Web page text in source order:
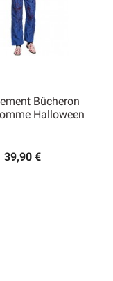
Bûcheron
Halloween
39,90 €